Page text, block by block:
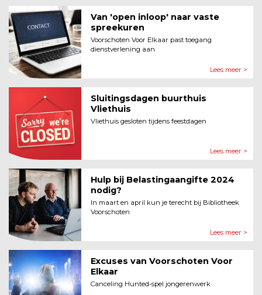
Van 'open inloop' naar vaste
spreekuren
Voorschoten Voor Elkaar past toegang
dienstverlening aan
Lees meer >
Sluitingsdagen buurthuis
Vliethuis
Vliethuis gesloten tijdens feestdagen
Lees meer >
Hulp bij Belastingaangifte 2024
nodig?
In maart en april kun je terecht bij Bibliotheek
Voorschoten
Lees meer >
Excuses van Voorschoten Voor
Elkaar
Canceling Hunted-spel jongerenwerk